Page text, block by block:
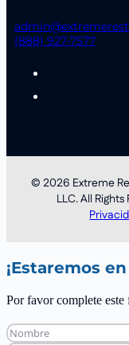
(888) 927-7577
© 2026 Extreme
LLC. All
¡Estaremos
Por favor complete